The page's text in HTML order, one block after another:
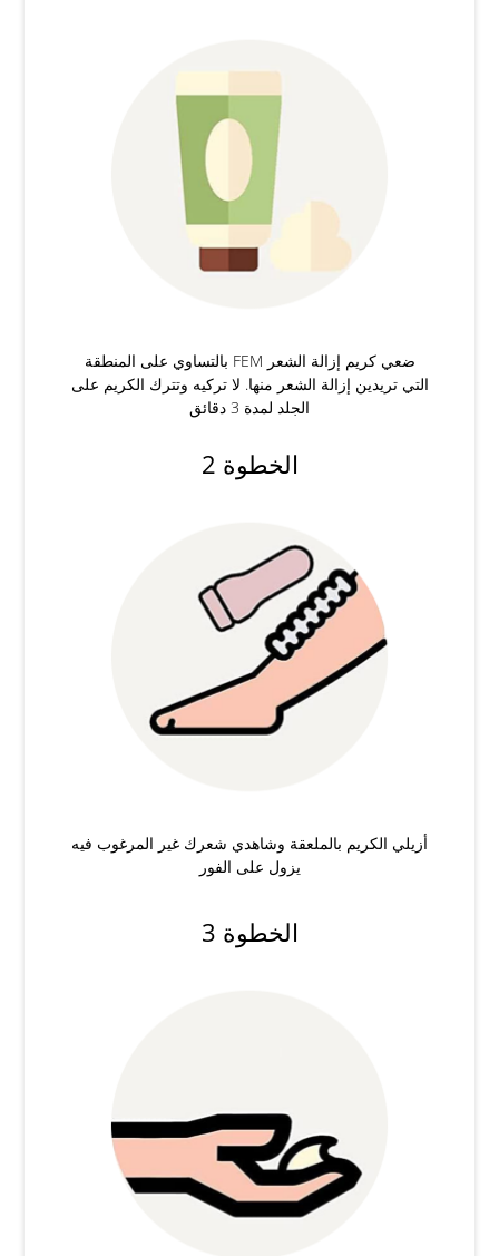
ضعي كريم إزالة الشعر FEM بالتساوي على المنطقة
التي تريدين إزالة الشعر منها. لا تركيه وتترك الكريم على
الجلد لمدة 3 دقائق
الخطوة 2
أزيلي الكريم بالملعقة وشاهدي شعرك غير المرغوب فيه
يزول على الفور
الخطوة 3